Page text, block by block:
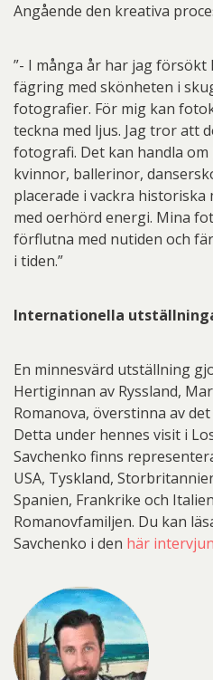
Angående den kreativa
”- I många år har jag
fägring med skönheten i
fotografier. För mig kan
teckna med ljus. Jag tror att
fotografi. Det kan handla
kvinnor, ballerinor,
placerade i vackra
med oerhörd energi. Mina
förflutna med nutiden och
i tiden.”
Internationella
En minnesvärd utställning
Hertiginnan av Ryssland,
Romanova, överstinna av
Detta under hennes visit i
Savchenko finns
USA, Tyskland,
Spanien, Frankrike och
Romanovfamiljen. Du kan
Savchenko i den här